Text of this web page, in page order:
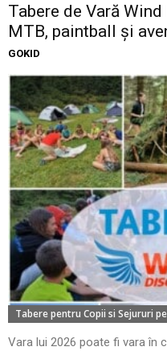
Tabere de Vară
MTB, paintball și
GOKID
Tabere pentru Copii si Sejururi
Vara lui 2026 poate fi vara în